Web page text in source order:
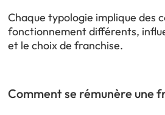
Chaque typologie implique des
fonctionnement différents,
et le choix de franchise.
Comment se rémunère une